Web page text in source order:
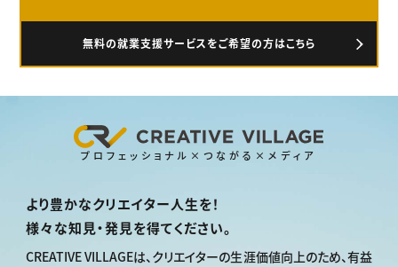
無料の就業支援サービスをご希望の方はこちら
プロフェッショナル×つながる×メディア
より豊かなクリエイター人生を！
様々な知見・発見を得てください。
CREATIVE VILLAGEは、クリエイターの生涯価値向上のため、有益